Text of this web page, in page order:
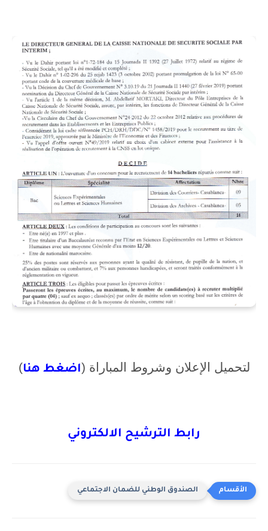
لتحميل الإعلان وشروط المباراة (اضغط هنا)
رابط الترشيح الالكتروني
الصندوق الوطني للضمان الاجتماعي